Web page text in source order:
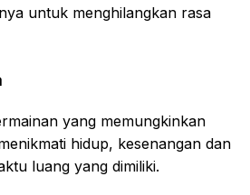
untuk menghilangkan rasa
yang memungkinkan
hidup, kesenangan dan
luang yang dimiliki.